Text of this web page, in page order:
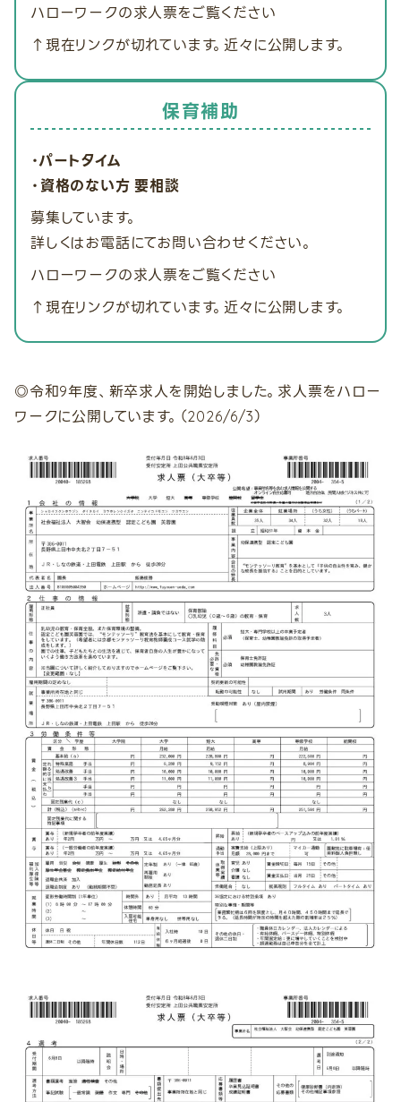
ハローワークの求人票をご覧ください
↑現在リンクが切れています。近々に公開します。
保育補助
・パートタイム
・資格のない方 要相談
募集しています。
詳しくはお電話にてお問い合わせください。
ハローワークの求人票をご覧ください
↑現在リンクが切れています。近々に公開します。
◎令和9年度、新卒求人を開始しました。求人票をハロー
ワークに公開しています。（2026/6/3）